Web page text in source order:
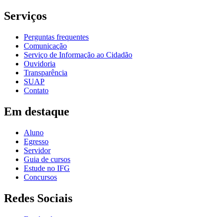
Serviços
Perguntas frequentes
Comunicação
Serviço de Informação ao Cidadão
Ouvidoria
Transparência
SUAP
Contato
Em destaque
Aluno
Egresso
Servidor
Guia de cursos
Estude no IFG
Concursos
Redes Sociais